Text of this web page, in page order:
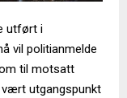
utført i
vil politianmelde
til motsatt
vært utgangspunkt